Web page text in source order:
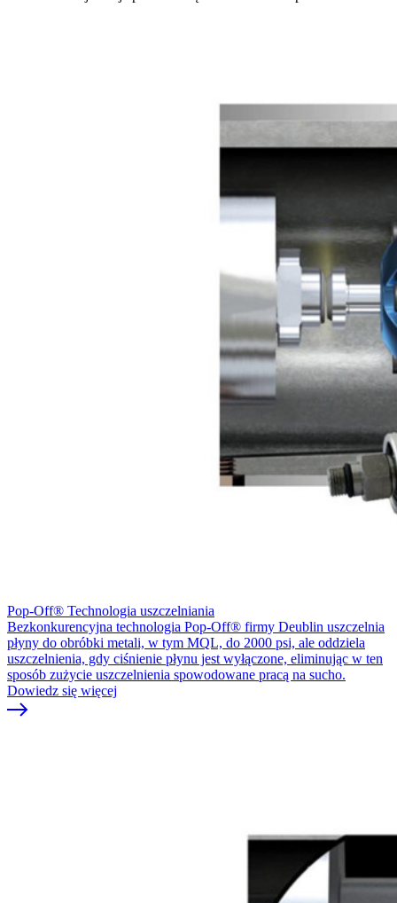
Pop-Off® Technologia uszczelniania
Bezkonkurencyjna technologia Pop-Off® firmy Deublin uszczelnia
płyny do obróbki metali, w tym MQL, do 2000 psi, ale oddziela
uszczelnienia, gdy ciśnienie płynu jest wyłączone, eliminując w ten
sposób zużycie uszczelnienia spowodowane pracą na sucho.
Dowiedz się więcej